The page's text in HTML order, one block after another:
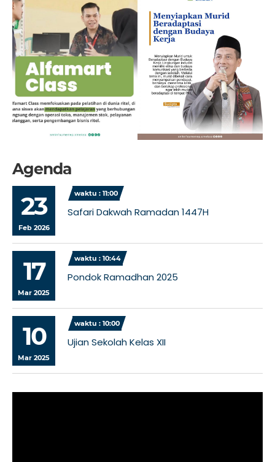
Agenda
23
Feb 2026
waktu : 11:00
Safari Dakwah Ramadan 1447H
17
Mar 2025
waktu : 10:44
Pondok Ramadhan 2025
10
Mar 2025
waktu : 10:00
Ujian Sekolah Kelas XII